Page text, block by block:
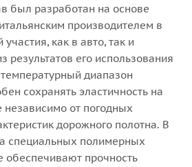
был разработан на основе
производителем в
как в авто, так и
результатов его использования
диапазон
сохранять эластичность на
от погодных
дорожного полотна. В
специальных полимерных
обеспечивают прочность